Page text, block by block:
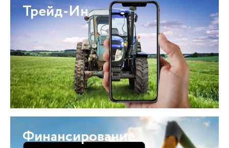
Трейд-Ин
Финансирование